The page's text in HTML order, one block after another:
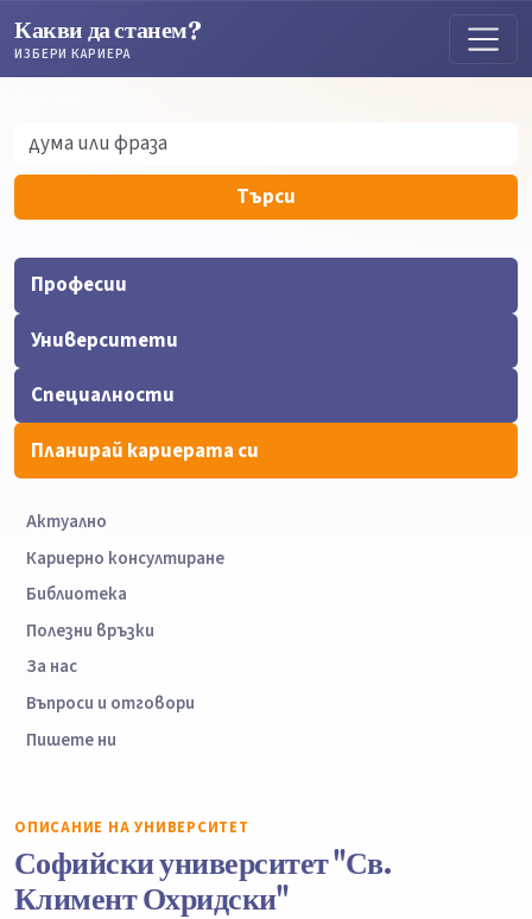
Какви да станем?
ИЗБЕРИ КАРИЕРА
Търси
Професии
Университети
Специалности
Планирай кариерата си
Актуално
Кариерно консултиране
Библиотека
Полезни връзки
За нас
Въпроси и отговори
Пишете ни
ОПИСАНИЕ НА УНИВЕРСИТЕТ
Софийски университет "Св.
Климент Охридски"